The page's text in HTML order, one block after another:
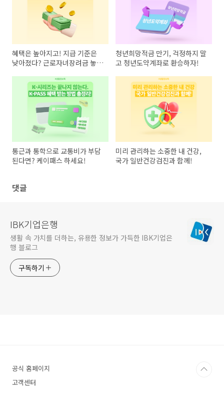
혜택은 높아지고! 지급 기준은
낮아졌다? 근로자녀장려금 놓치
청년희망적금 만기, 걱정하지 말
고 청년도약계좌로 환승하자!
통근과 통학으로 교통비가 부담
된다면? 케이패스 하세요!
미리 관리하는 소중한 내 건강,
국가 일반건강검진과 함께!
댓글
IBK기업은행
생활 속 가치를 더하는, 유용한 정보가 가득한 IBK기업은
행 블로그
구독하기
공식 홈페이지
고객센터